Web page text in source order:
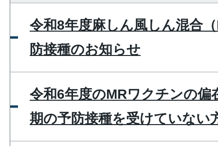
令和8年度麻しん風しん混合
防接種のお知らせ
令和6年度のMRワクチンの偏
期の予防接種を受けていない